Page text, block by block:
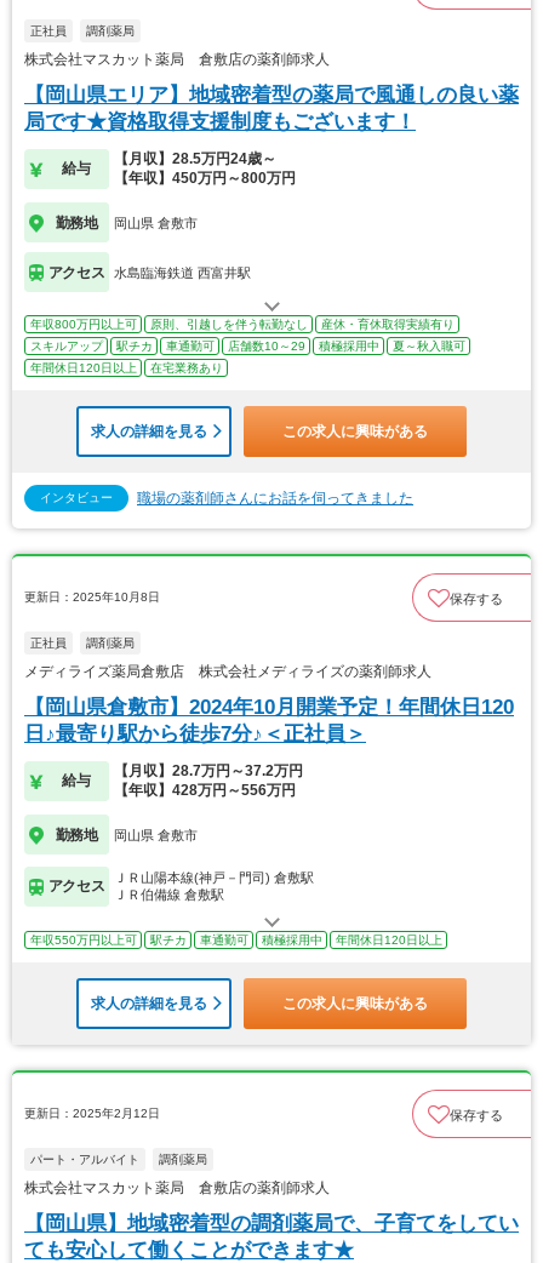
正社員 調剤薬局
株式会社マスカット薬局 倉敷店の薬剤師求人
【岡山県エリア】地域密着型の薬局で風通しの良い薬
局です★資格取得支援制度もございます！
給与
【月収】28.5万円24歳～
【年収】450万円～800万円
勤務地 岡山県 倉敷市
アクセス 水島臨海鉄道 西富井駅
年収800万円以上可 原則、引越しを伴う転勤なし
産休・育休取得実績有り
スキルアップ
駅チカ 車通勤可 店舗数10～29 積極採用中
夏～秋入職可
年間休日120日以上
在宅業務あり
求人の詳細を見る この求人に興味がある
インタビュー 職場の薬剤師さんにお話を伺ってきました
更新日：2025年10月8日 保存する
正社員 調剤薬局
メディライズ薬局倉敷店 株式会社メディライズの薬剤師求人
【岡山県倉敷市】2024年10月開業予定！年間休日120
日♪最寄り駅から徒歩7分♪＜正社員＞
給与
【月収】28.7万円～37.2万円
【年収】428万円～556万円
勤務地 岡山県 倉敷市
アクセス
ＪＲ山陽本線(神戸－門司) 倉敷駅
ＪＲ伯備線 倉敷駅
年収550万円以上可 駅チカ 車通勤可 積極採用中 年間休日120日以上
求人の詳細を見る この求人に興味がある
更新日：2025年2月12日 保存する
パート・アルバイト 調剤薬局
株式会社マスカット薬局 倉敷店の薬剤師求人
【岡山県】地域密着型の調剤薬局で、子育てをしてい
ても安心して働くことができます★